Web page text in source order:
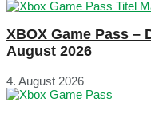
XBOX Game Pass –
August 2026
4. August 2026